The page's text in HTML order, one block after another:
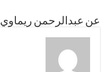
عن عبدالرحمن ريماوي